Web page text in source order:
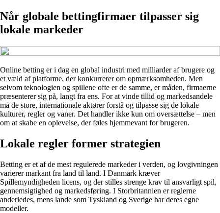
Når globale bettingfirmaer tilpasser sig
lokale markeder
Online betting er i dag en global industri med milliarder af brugere og
et væld af platforme, der konkurrerer om opmærksomheden. Men
selvom teknologien og spillene ofte er de samme, er måden, firmaerne
præsenterer sig på, langt fra ens. For at vinde tillid og markedsandele
må de store, internationale aktører forstå og tilpasse sig de lokale
kulturer, regler og vaner. Det handler ikke kun om oversættelse – men
om at skabe en oplevelse, der føles hjemmevant for brugeren.
Lokale regler former strategien
Betting er et af de mest regulerede markeder i verden, og lovgivningen
varierer markant fra land til land. I Danmark kræver
Spillemyndigheden licens, og der stilles strenge krav til ansvarligt spil,
gennemsigtighed og markedsføring. I Storbritannien er reglerne
anderledes, mens lande som Tyskland og Sverige har deres egne
modeller.